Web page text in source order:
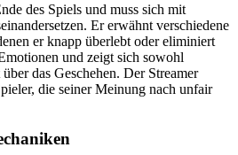
des Spiels und muss sich mit
Er erwähnt verschiedene
er knapp überlebt oder eliminiert
und zeigt sich sowohl
das Geschehen. Der Streamer
die seiner Meinung nach unfair